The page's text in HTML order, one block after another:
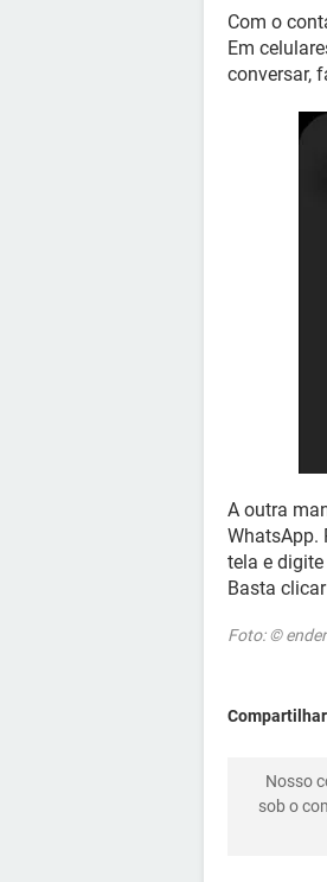
Com o
Em
conversar,
A outra
WhatsApp.
tela e
Basta
Foto: ©
Compartilhar
Nosso
sob o